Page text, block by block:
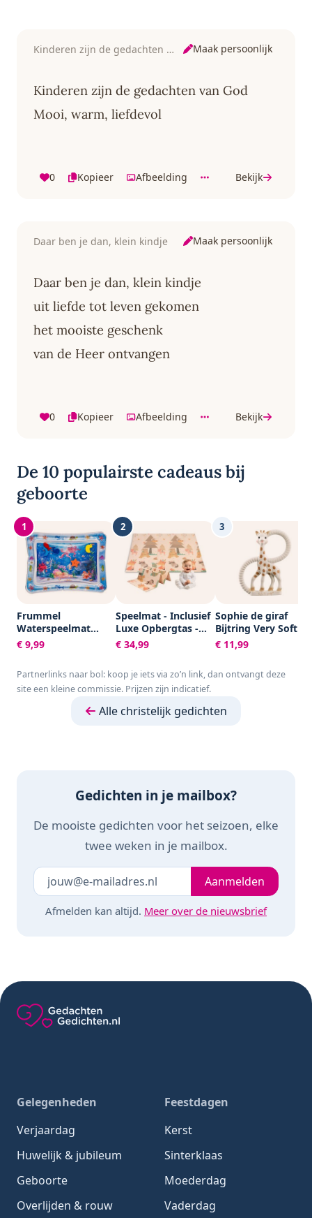
Kinderen zijn de gedachten van God Maak persoonlijk
Kinderen zijn de gedachten van God
Mooi, warm, liefdevol
0 Kopieer Afbeelding Bekijk
Daar ben je dan, klein kindje Maak persoonlijk
Daar ben je dan, klein kindje
uit liefde tot leven gekomen
het mooiste geschenk
van de Heer ontvangen
0 Kopieer Afbeelding Bekijk
De 10 populairste cadeaus bij
geboorte
1
Frummel
Waterspeelmat
Baby – Watermat –
Speelkleed –
Waterspeelgoed
Baby - Kraamcadeau
€ 9,99
2
Speelmat - Inclusief
Luxe Opbergtas -
Dubbelzijdig -
Speelkleed -
Speelkleed Baby -
Speelmat Foam -
Opvouwbaar - Beige
€ 34,99
3
Sophie de giraf
Bijtring Very Soft -
Baby speelgoed -
Kraamcadeau -
- 100% Natuurlijk
geschenkdoosje
€ 11,99
Partnerlinks naar bol: koop je iets via zo’n link, dan ontvangt deze
site een kleine commissie. Prijzen zijn indicatief.
Alle christelijk gedichten
Gedichten in je mailbox?
De mooiste gedichten voor het seizoen, elke
twee weken in je mailbox.
Laat dit veld leeg Je e-mailadresAanmelden
Afmelden kan altijd. Meer over de nieuwsbrief
Gelegenheden
Verjaardag
Huwelijk & jubileum
Geboorte
Overlijden & rouw
Feestdagen
Kerst
Sinterklaas
Moederdag
Vaderdag